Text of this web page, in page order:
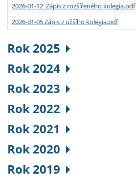
2026-01-12 Zápis z rozšířeného kolegia.pdf
2026-01-05 Zápis z užšího kolegia.pdf
Rok 2025
Rok 2024
Rok 2023
Rok 2022
Rok 2021
Rok 2020
Rok 2019